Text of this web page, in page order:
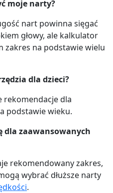
moje narty?
nart powinna sięgać
głowy, ale kalkulator
zakres na podstawie wielu
dla dzieci?
rekomendacje dla
podstawie wieku.
dla zaawansowanych
rekomendowany zakres,
wybrać dłuższe narty
.